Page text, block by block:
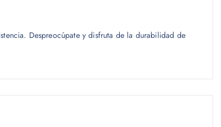
Despreocúpate y disfruta de la durabilidad de